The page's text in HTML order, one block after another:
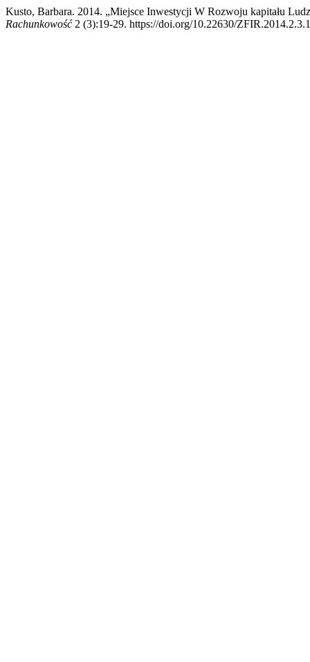
Kusto, Barbara. 2014. „Miejsce Inwestycji W Rozwoju kapitału
Rachunkowość2 (3):19-29. https://doi.org/10.22630/